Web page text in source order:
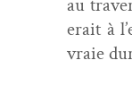
au
erait à
vraie